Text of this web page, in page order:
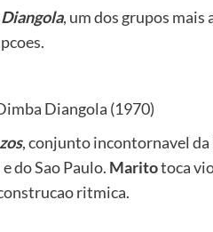
, um dos grupos mais
Diangola (1970)
, conjunto incontornavel
do Sao Paulo. Maritotoca
ritmica.